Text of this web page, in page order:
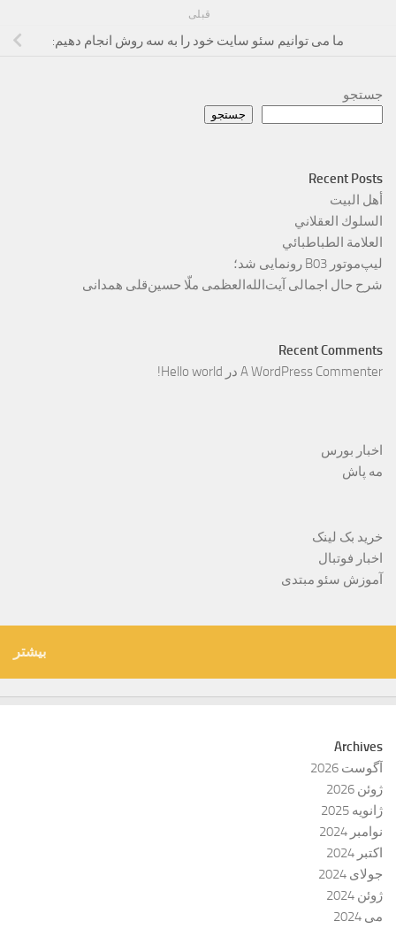
قبلی
ما می توانیم سئو سایت خود را به سه روش انجام دهیم:
جستجو
جستجو
Recent Posts
أهل البيت
السلوك العقلاني
العلامة الطباطبائي
لیپ‌موتور B03 رونمایی شد؛
شرح حال اجمالی آیت‌الله‌العظمی ملّا حسین‌قلی همدانی
Recent Comments
A WordPress Commenter در Hello world!
اخبار بورس
مه پاش
خرید بک لینک
اخبار فوتبال
آموزش سئو مبتدی
بیشتر
Archives
آگوست 2026
ژوئن 2026
ژانویه 2025
نوامبر 2024
اکتبر 2024
جولای 2024
ژوئن 2024
می 2024